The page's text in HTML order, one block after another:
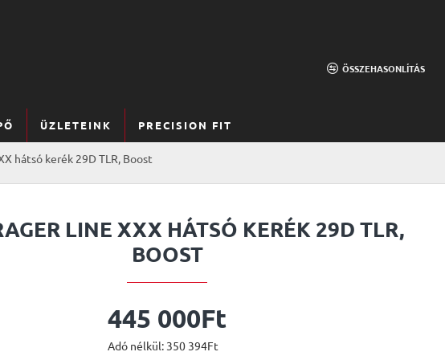
ÖSSZEHASONLÍTÁS
ÜZLETEINK PRECISION FIT
hátsó kerék 29D TLR, Boost
LINE XXX HÁTSÓ KERÉK 29D TLR,
BOOST
445 000Ft
Adó nélkül: 350 394Ft